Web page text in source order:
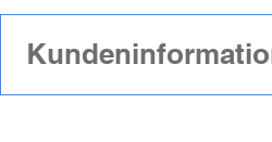
mit Rahmen